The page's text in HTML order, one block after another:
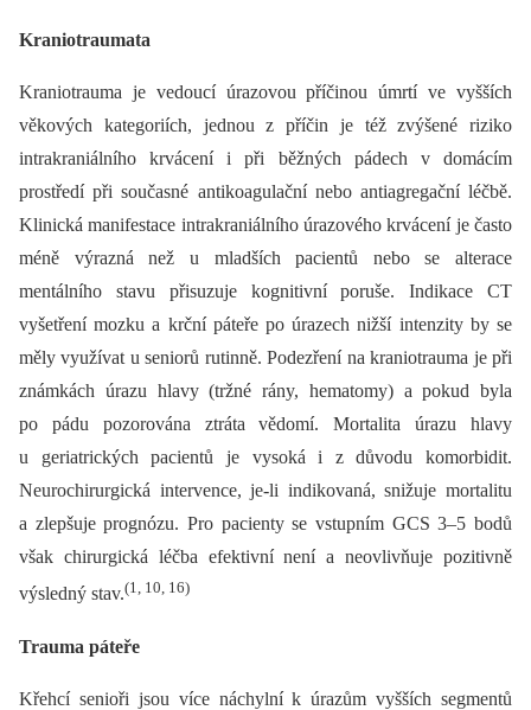
Kraniotraumata
Kraniotrauma je vedoucí úrazovou příčinou úmrtí ve vyšších
věkových kategoriích, jednou z příčin je též zvýšené riziko
intrakraniálního krvácení i při běžných pádech v domácím
prostředí při současné antikoagulační nebo antiagregační léčbě.
Klinická manifestace intrakraniálního úrazového krvácení je často
méně výrazná než u mladších pacientů nebo se alterace
mentálního stavu přisuzuje kognitivní poruše. Indikace CT
vyšetření mozku a krční páteře po úrazech nižší intenzity by se
měly využívat u seniorů rutinně. Podezření na kraniotrauma je při
známkách úrazu hlavy (tržné rány, hematomy) a pokud byla
po pádu pozorována ztráta vědomí. Mortalita úrazu hlavy
u geriatrických pacientů je vysoká i z důvodu komorbidit.
Neurochirurgická intervence, je-li indikovaná, snižuje mortalitu
a zlepšuje prognózu. Pro pacienty se vstupním GCS 3–5 bodů
však chirurgická léčba efektivní není a neovlivňuje pozitivně
výsledný stav.(1, 10, 16)
Trauma páteře
Křehcí senioři jsou více náchylní k úrazům vyšších segmentů